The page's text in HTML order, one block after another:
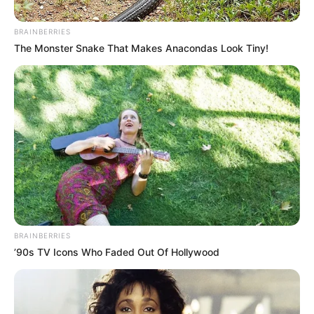
Colprensa
Multa que muchos no conocen y le vale más de $500.000
Por:Flor Angie Baena
Julio 1, 2025
BRAINBERRIES
The Monster Snake That Makes Anacondas Look Tiny!
BRAINBERRIES
’90s TV Icons Who Faded Out Of Hollywood